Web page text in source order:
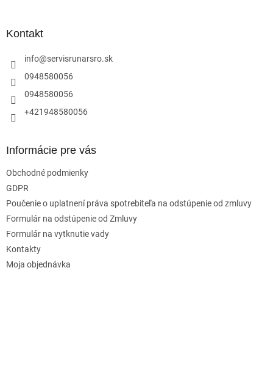
Kontakt
info@servisrunarsro.sk
0948580056
0948580056
+421948580056
Informácie pre vás
Obchodné podmienky
GDPR
Poučenie o uplatnení práva spotrebiteľa na odstúpenie od zmluvy
Formulár na odstúpenie od Zmluvy
Formulár na vytknutie vady
Kontakty
Moja objednávka